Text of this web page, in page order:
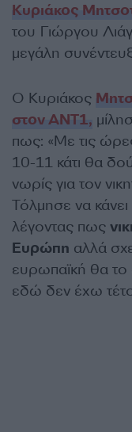
Κυριάκος
του Γιώργου
μεγάλη
Ο Κυριάκος
στον ΑΝΤ1,
πως: «Με τις ώρες
10-11 κάτι θα
νωρίς για τον
Τόλμησε να
λέγοντας πως
Ευρώπη αλλά
ευρωπαϊκή θα το
εδώ δεν έχω